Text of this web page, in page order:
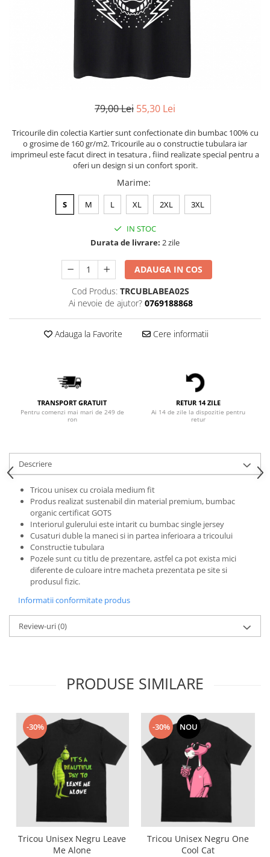
Tricouri Petrecerea Burlacitelor
Tricouri Pisici
Tricouri Retro
Tricouri Tattoo
Tricouri Valentine's Day
Bluze Cu Mesaj
Bluze Diverse
Bluze Fluturi
Bluze Japanese
Bluze Mom
Bluze Paris
Bluze Pisici
Bluze Primavara
Bluze Tattoo
Bluze Toamna
Bluze X-mas
Hanorace Unisex
Body-uri
Tricouri Japoneze
Tricouri Oversize
Rap/Hip-Hop
Religious
Hanorace Barbati
Bluze Trening
79,00 Lei 55,30 Lei
Tricourile din colectia Kartier sunt confectionate din bumbac 100% cu
o grosime de 160 gr/m2. Tricourile au o constructie tubulara iar
imprimeul este facut direct in tesatura , fiind realizate special pentru a
oferi un design si un confort sporit.
Marime:
S M L XL 2XL 3XL
IN STOC
Durata de livrare: 2 zile
ADAUGA IN COS
Cod Produs: TRCUBLABEA02S
Ai nevoie de ajutor? 0769188868
Adauga la Favorite Cere informatii
TRANSPORT GRATUIT
Pentru comenzi mai mari de 249 de
ron
RETUR 14 ZILE
Ai 14 de zile la dispozitie pentru
retur
Descriere
Tricou unisex cu croiala medium fit
Produs realizat sustenabil din material premium, bumbac
organic certificat GOTS
Interiorul gulerului este intarit cu bumbac single jersey
Cusaturi duble la maneci si in partea inferioara a tricoului
Constructie tubulara
Pozele sunt cu titlu de prezentare, astfel ca pot exista mici
diferente de culoare intre macheta prezentata pe site si
produsul fizic.
Informatii conformitate produs
Review-uri(0)
PRODUSE SIMILARE
-30%
Tricou Unisex Negru Leave
Me Alone
-30% NOU
Tricou Unisex Negru One
Cool Cat